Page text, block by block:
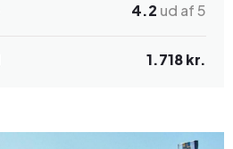
4.2 ud af 5
1.718 kr.